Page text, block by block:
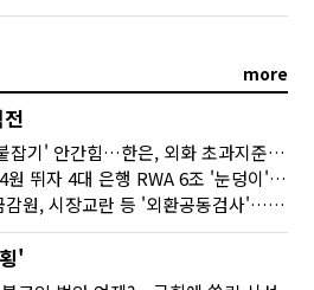
more
'달러 붙잡기' 안간힘…한은, 외화 초과지준에 이자 6개월 더
환율 14원 뛰자 4대 은행 RWA 6조 '눈덩이'…2배 뛴 2분기는?
한은·금감원, 시장교란 등 '외환공동검사'…환율 급등 전방위 대응
'